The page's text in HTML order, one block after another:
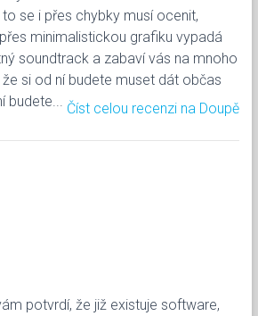
se i přes chybky musí ocenit,
minimalistickou grafiku vypadá
soundtrack a zabaví vás na mnoho
si od ní budete muset dát občas
budete...
Číst celou recenzi na Doupě
potvrdí, že již existuje software,